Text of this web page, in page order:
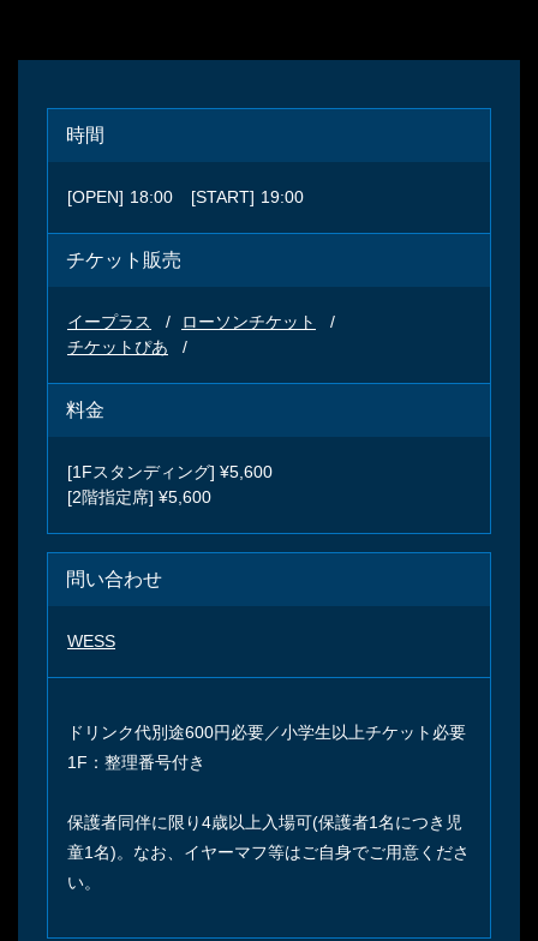
時間
[OPEN] 18:00 [START] 19:00
チケット販売
イープラス
ローソンチケット
チケットぴあ
料金
[1Fスタンディング] ¥5,600
[2階指定席] ¥5,600
問い合わせ
WESS
ドリンク代別途600円必要／小学生以上チケット必要
1F：整理番号付き
保護者同伴に限り4歳以上入場可(保護者1名につき児
童1名)。なお、イヤーマフ等はご自身でご用意くださ
い。